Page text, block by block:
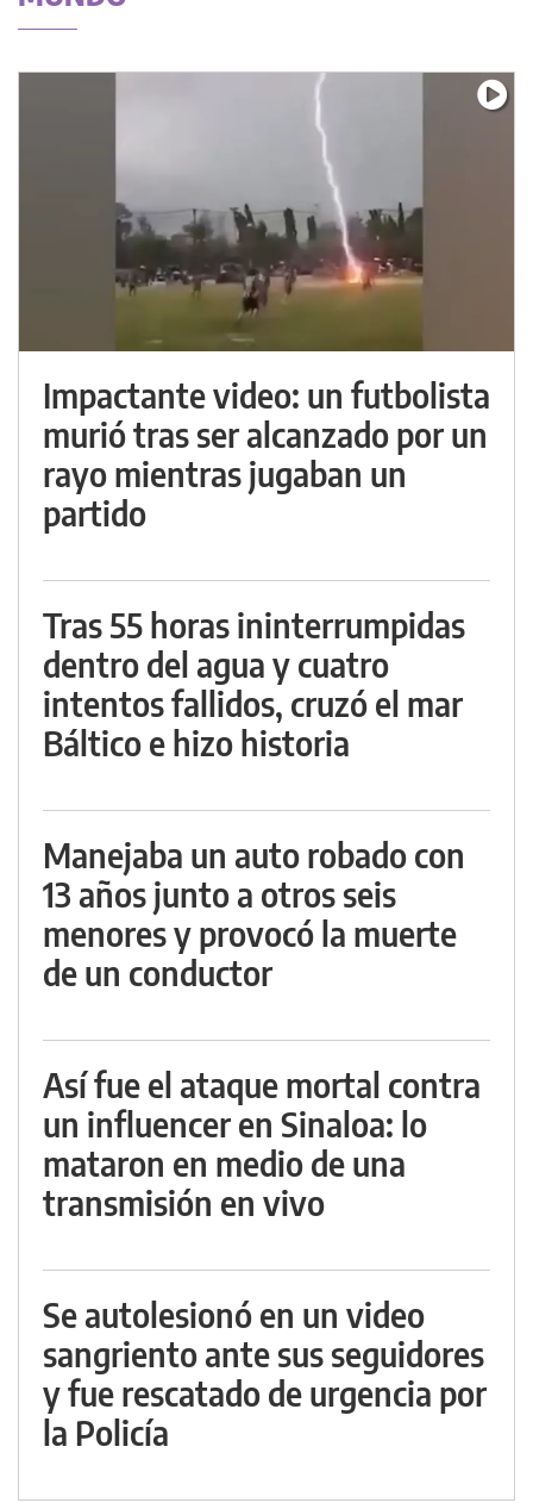
Impactante video: un futbolista
murió tras ser alcanzado por un
rayo mientras jugaban un
partido
Tras 55 horas ininterrumpidas
dentro del agua y cuatro
intentos fallidos, cruzó el mar
Báltico e hizo historia
Manejaba un auto robado con
13 años junto a otros seis
menores y provocó la muerte
de un conductor
Así fue el ataque mortal contra
un influencer en Sinaloa: lo
mataron en medio de una
transmisión en vivo
Se autolesionó en un video
sangriento ante sus seguidores
y fue rescatado de urgencia por
la Policía